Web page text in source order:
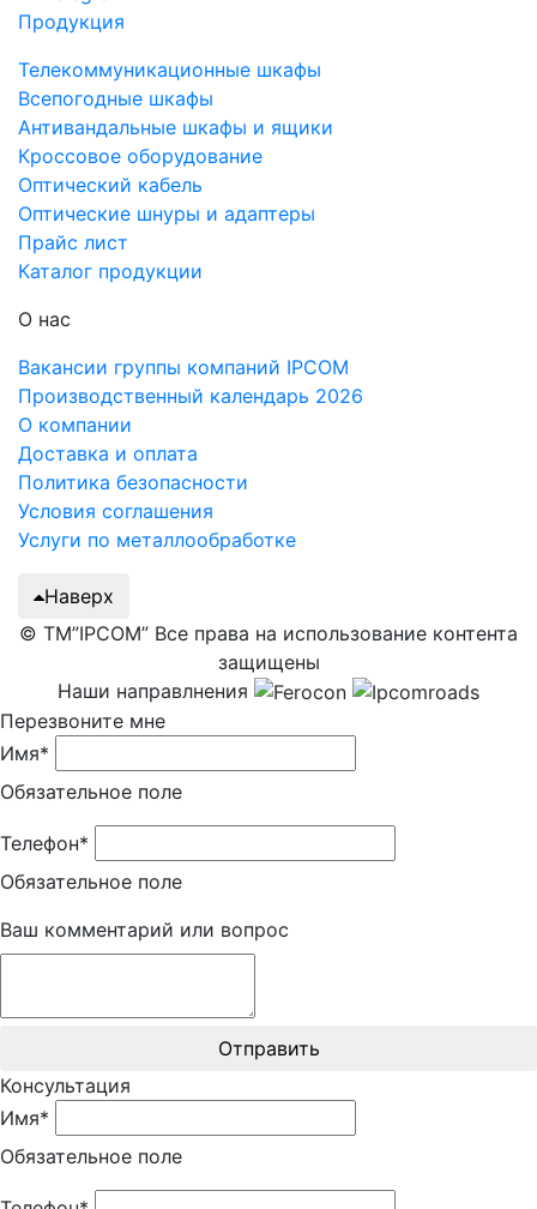
Продукция
Телекоммуникационные шкафы
Всепогодные шкафы
Антивандальные шкафы и ящики
Кроссовое оборудование
Оптический кабель
Оптические шнуры и адаптеры
Прайс лист
Каталог продукции
О нас
Вакансии группы компаний IPCOM
Производственный календарь 2026
О компании
Доставка и оплата
Политика безопасности
Условия соглашения
Услуги по металлообработке
Наверх
© ТМ”IPCOM” Все права на использование контента
защищены
Наши направлнения
Перезвоните мне
Имя*
Обязательное поле
Телефон*
Обязательное поле
Ваш комментарий или вопрос
Отправить
Консультация
Имя*
Обязательное поле